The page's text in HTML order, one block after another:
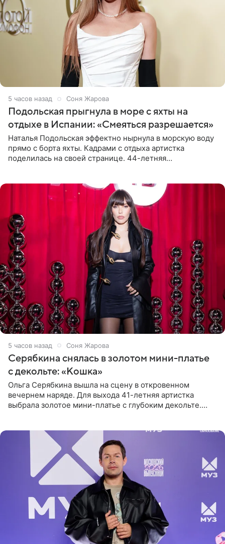
5 часов назад Соня Жарова
Подольская прыгнула в море с яхты на
отдыхе в Испании: «Смеяться разрешается»
Наталья Подольская эффектно нырнула в морскую воду
прямо с борта яхты. Кадрами с отдыха артистка
поделилась на своей странице. 44-летняя
5 часов назад Соня Жарова
Серябкина снялась в золотом мини-платье
с декольте: «Кошка»
Ольга Серябкина вышла на сцену в откровенном
вечернем наряде. Для выхода 41-летняя артистка
выбрала золотое мини-платье с глубоким декольте.